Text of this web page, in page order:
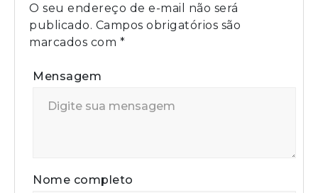
O seu endereço de e-mail não será
publicado. Campos obrigatórios são
marcados com *
Mensagem
Nome completo